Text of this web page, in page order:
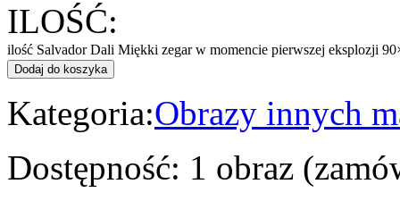
ILOŚĆ:
ilość Salvador Dali Miękki zegar w momencie pierwszej eksplozji
Dodaj do koszyka
Kategoria:Obrazy innych
Dostępność: 1 obraz